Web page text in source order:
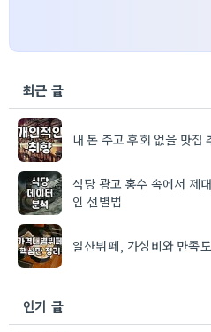
최근 글
내 돈 주고 후회 없을 맛집
식당 광고 홍수 속에서 제
인 선별법
일산뷔페, 가성비와 만족
인기 글